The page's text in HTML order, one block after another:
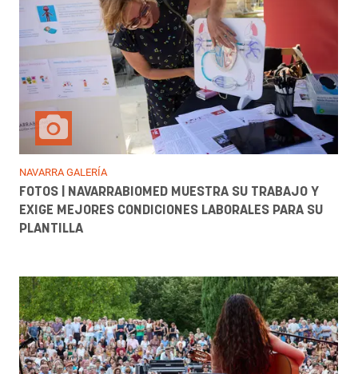
NAVARRA GALERÍA
FOTOS | NAVARRABIOMED MUESTRA SU TRABAJO Y
EXIGE MEJORES CONDICIONES LABORALES PARA SU
PLANTILLA